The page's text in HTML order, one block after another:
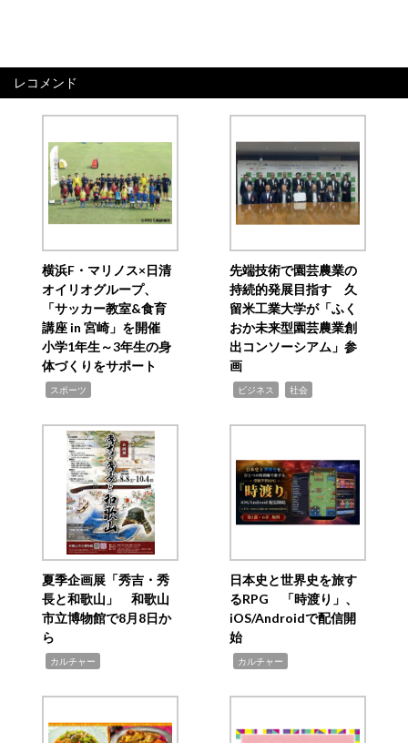
レコメンド
横浜F・マリノス×日清
オイリオグループ、
「サッカー教室&食育
講座 in 宮崎」を開催
小学1年生～3年生の身
体づくりをサポート
スポーツ
先端技術で園芸農業の
持続的発展目指す 久
留米工業大学が「ふく
おか未来型園芸農業創
出コンソーシアム」参
画
ビジネス 社会
夏季企画展「秀吉・秀
長と和歌山」 和歌山
市立博物館で8月8日か
ら
カルチャー
日本史と世界史を旅す
るRPG 「時渡り」、
iOS/Androidで配信開
始
カルチャー